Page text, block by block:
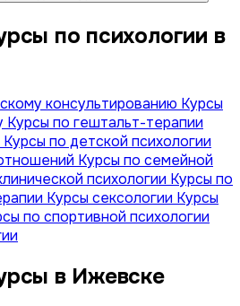
консультированию Курсы
Курсы по гештальт-терапии
Курсы по детской психологии
Курсы по семейной
психологии Курсы по
Курсы сексологии Курсы
по спортивной психологии
в Ижевске